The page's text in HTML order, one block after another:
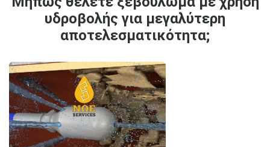
υδροβολής για μεγαλύτερη
αποτελεσματικότητα;